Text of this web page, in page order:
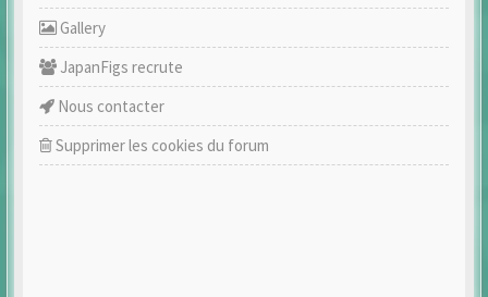
Gallery
JapanFigs recrute
Nous contacter
Supprimer les cookies du forum